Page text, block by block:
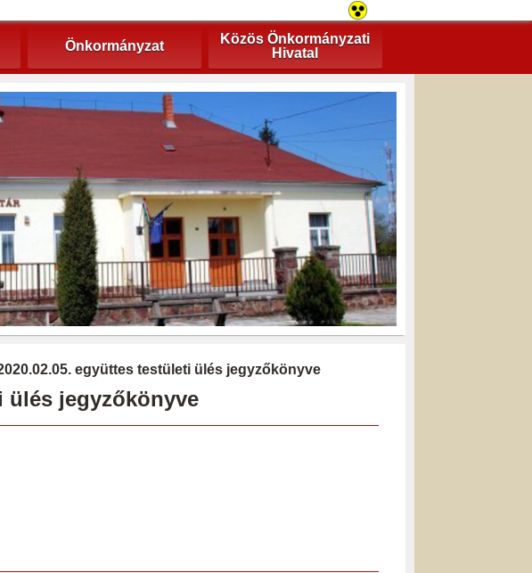
Önkormányzat
Közös Önkormányzati
Hivatal
együttes testületi ülés jegyzőkönyve
ülés jegyzőkönyve